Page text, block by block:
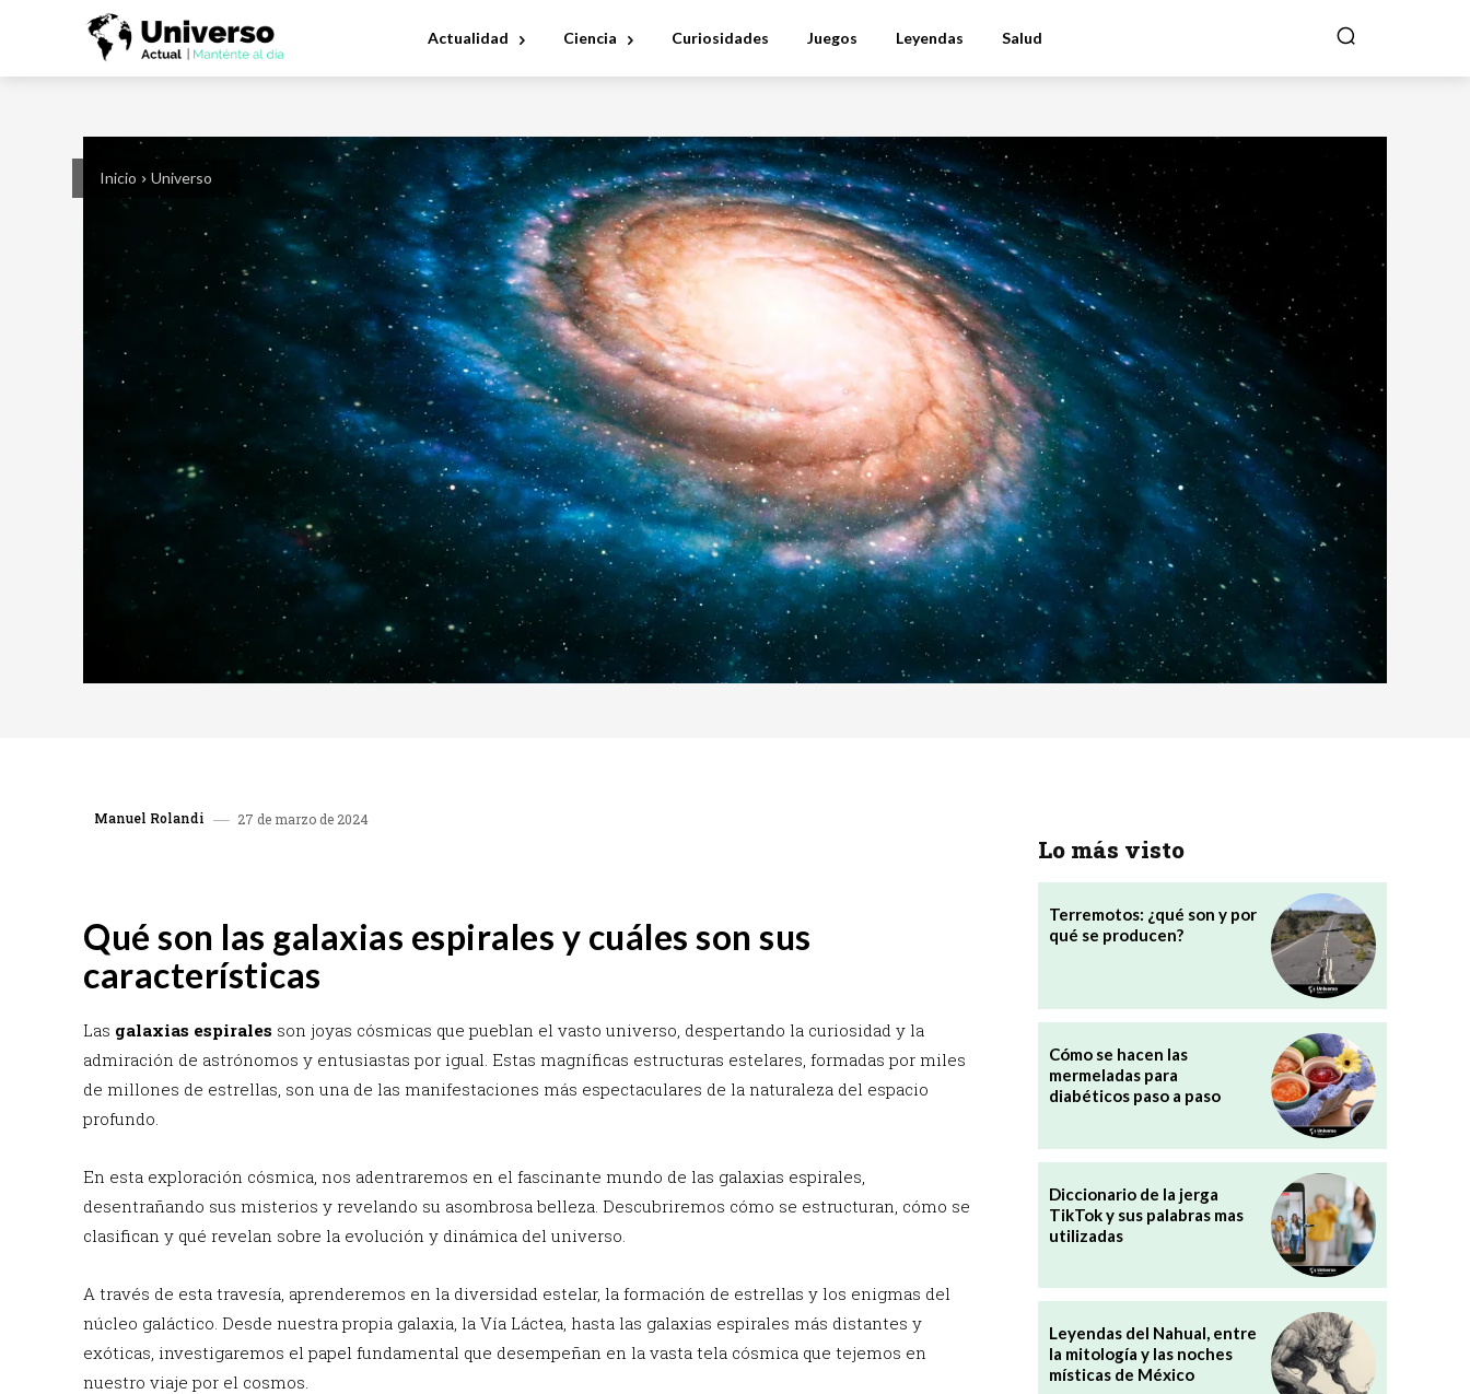
Actualidad Ciencia Curiosidades Juegos Leyendas Salud
Inicio Universo
Manuel Rolandi 27 de marzo de 2024
Qué son las galaxias espirales y cuáles son sus
características
Las galaxias espirales son joyas cósmicas que pueblan el vasto universo, despertando la curiosidad y la
admiración de astrónomos y entusiastas por igual. Estas magníficas estructuras estelares, formadas por miles
de millones de estrellas, son una de las manifestaciones más espectaculares de la naturaleza del espacio
profundo.
En esta exploración cósmica, nos adentraremos en el fascinante mundo de las galaxias espirales,
desentrañando sus misterios y revelando su asombrosa belleza. Descubriremos cómo se estructuran, cómo se
clasifican y qué revelan sobre la evolución y dinámica del universo.
A través de esta travesía, aprenderemos en la diversidad estelar, la formación de estrellas y los enigmas del
núcleo galáctico. Desde nuestra propia galaxia, la Vía Láctea, hasta las galaxias espirales más distantes y
exóticas, investigaremos el papel fundamental que desempeñan en la vasta tela cósmica que tejemos en
nuestro viaje por el cosmos.
Lo más visto
Terremotos: ¿qué son y por
qué se producen?
Cómo se hacen las
mermeladas para
diabéticos paso a paso
Diccionario de la jerga
TikTok y sus palabras mas
utilizadas
Leyendas del Nahual, entre
la mitología y las noches
místicas de México